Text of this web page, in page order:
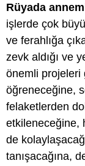
Rüyada
işlerde çok
ve ferahlığa
zevk aldığı ve
önemli projeleri
öğreneceğine,
felaketlerden
etkileneceğine,
de
tanışacağına,